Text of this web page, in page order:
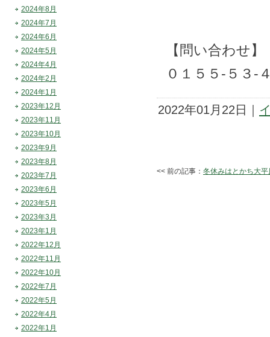
【問い合わせ】
０１５５-５３-
2022年01月22日｜
<< 前の記事： 冬休みはとかち大
2024年8月
2024年7月
2024年6月
2024年5月
2024年4月
2024年2月
2024年1月
2023年12月
2023年11月
2023年10月
2023年9月
2023年8月
2023年7月
2023年6月
2023年5月
2023年3月
2023年1月
2022年12月
2022年11月
2022年10月
2022年7月
2022年5月
2022年4月
2022年1月